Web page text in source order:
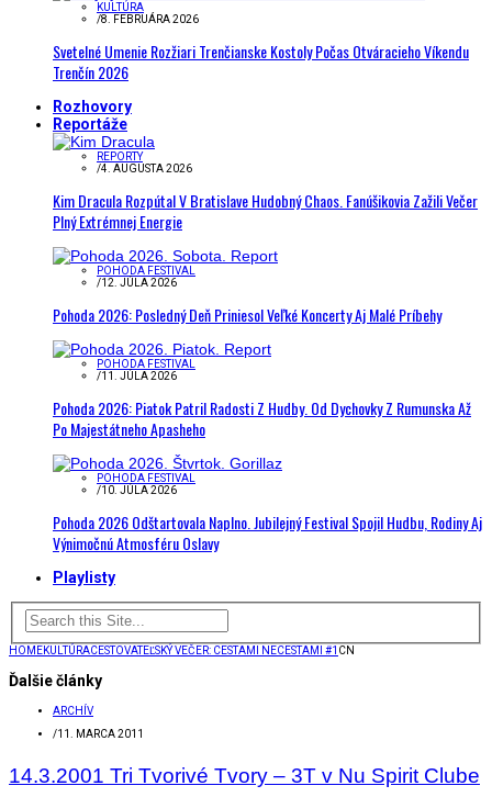
KULTÚRA
/8. FEBRUÁRA 2026
Svetelné Umenie Rozžiari Trenčianske Kostoly Počas Otváracieho Víkendu
Trenčín 2026
Rozhovory
Reportáže
REPORTY
/4. AUGUSTA 2026
Kim Dracula Rozpútal V Bratislave Hudobný Chaos. Fanúšikovia Zažili Večer
Plný Extrémnej Energie
POHODA FESTIVAL
/12. JÚLA 2026
Pohoda 2026: Posledný Deň Priniesol Veľké Koncerty Aj Malé Príbehy
POHODA FESTIVAL
/11. JÚLA 2026
Pohoda 2026: Piatok Patril Radosti Z Hudby. Od Dychovky Z Rumunska Až
Po Majestátneho Apasheho
POHODA FESTIVAL
/10. JÚLA 2026
Pohoda 2026 Odštartovala Naplno. Jubilejný Festival Spojil Hudbu, Rodiny Aj
Výnimočnú Atmosféru Oslavy
Playlisty
HOMEKULTÚRACESTOVATEĽSKÝ VEČER: CESTAMI NECESTAMI #1 CN
Ďalšie články
ARCHÍV
/11. MARCA 2011
14.3.2001 Tri Tvorivé Tvory – 3T v Nu Spirit Clube